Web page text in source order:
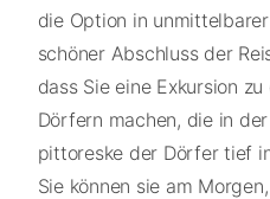
die Option in
schöner Abschluss der
dass Sie eine Exkursion
Dörfern machen, die in
pittoreske der Dörfer tief
Sie können sie am